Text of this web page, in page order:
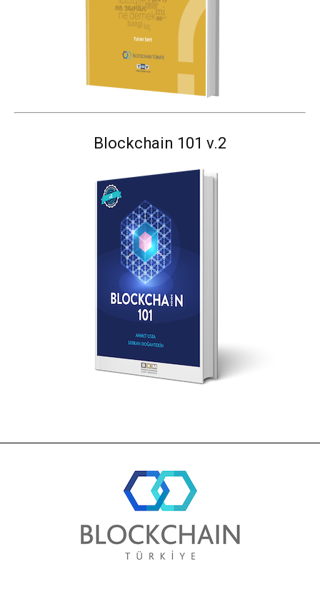
Blockchain 101 v.2